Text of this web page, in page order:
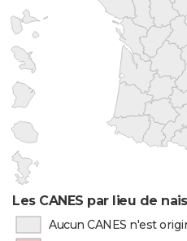
Les CANES par lieu de
Aucun CANES n'est